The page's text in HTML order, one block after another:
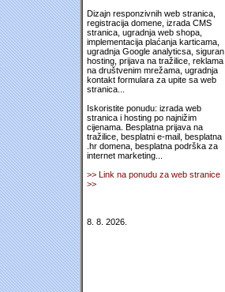
Dizajn responzivnih web stranica,
registracija domene, izrada CMS
stranica, ugradnja web shopa,
implementacija plaćanja karticama,
ugradnja Google analyticsa, siguran
hosting, prijava na tražilice, reklama
na društvenim mrežama, ugradnja
kontakt formulara za upite sa web
stranica...
Iskoristite ponudu: izrada web
stranica i hosting po najnižim
cijenama. Besplatna prijava na
tražilice, besplatni e-mail, besplatna
.hr domena, besplatna podrška za
internet marketing...
>> Link na ponudu za web stranice
>>
8. 8. 2026.